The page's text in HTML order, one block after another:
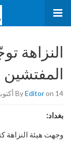
النزاهة
المفتشين
ByEditoron 14 أكتوبر، 2019
بغداد:
وجهت هيئة النزاهة